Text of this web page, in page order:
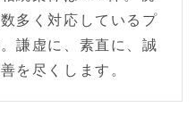
多く対応しているプ
謙虚に、素直に、誠
を尽くします。